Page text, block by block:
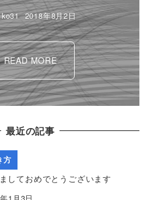
ko31 2018年8月2日
READ MORE
最近の記事
方
しておめでとうございます